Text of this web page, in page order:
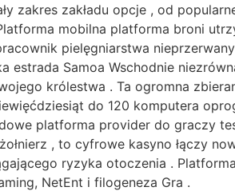
zakres zakładu opcje , od
mobilna platforma broni
pielęgniarstwa
Samoa Wschodnie
królestwa . Ta ogromna
do 120 komputera
platforma provider do graczy
, to cyfrowe kasyno łączy
ryzyka otoczenia .
NetEnt i filogeneza Gra .